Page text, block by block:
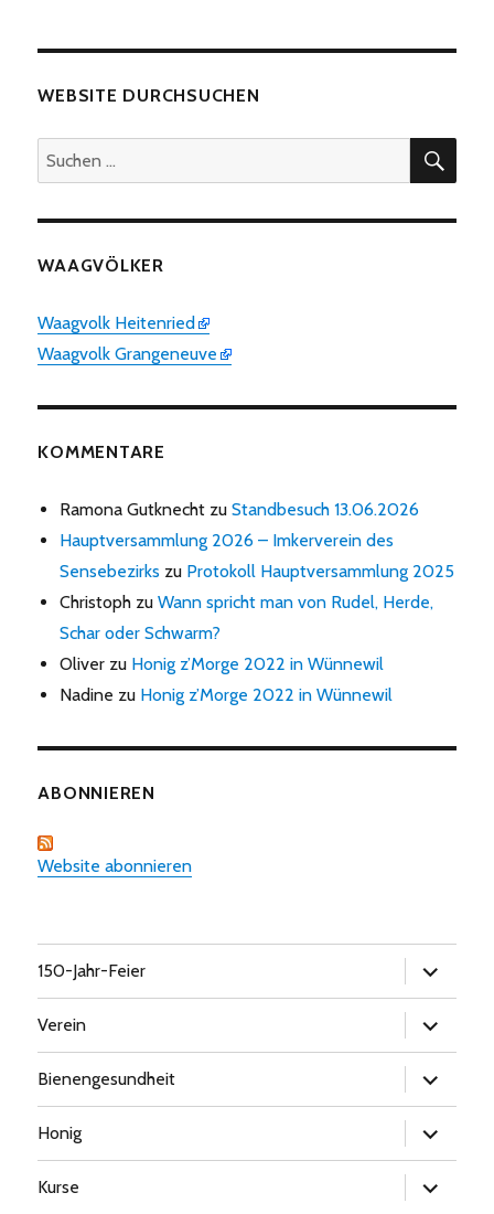
WEBSITE DURCHSUCHEN
Suchen
nach:
WAAGVÖLKER
Waagvolk Heitenried
Waagvolk Grangeneuve
KOMMENTARE
Ramona Gutknecht zuStandbesuch 13.06.2026
Hauptversammlung 2026 – Imkerverein des
Sensebezirks zu Protokoll Hauptversammlung 2025
Christoph zuWann spricht man von Rudel, Herde,
Schar oder Schwarm?
Oliver zu Honig z’Morge 2022 in Wünnewil
Nadine zu Honig z’Morge 2022 in Wünnewil
ABONNIEREN
Website abonnieren
150-Jahr-Feier
öffnen
Verein
öffnen
Bienengesundheit
öffnen
Honig
öffnen
Kurse
öffnen